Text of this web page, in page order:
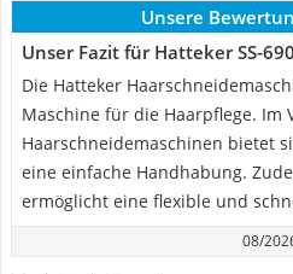
Unsere
Unser Fazit für Hatteker SS-
Die Hatteker
Maschine für die Haarpflege. Im
Haarschneidemaschinen bietet
eine einfache Handhabung.
ermöglicht eine flexible und
08/